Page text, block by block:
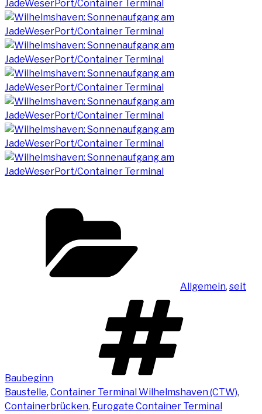
Allgemein, seit
Baubeginn
Baustelle, Container Terminal Wilhelmshaven (CTW),
Containerbrücken, Eurogate Container Terminal